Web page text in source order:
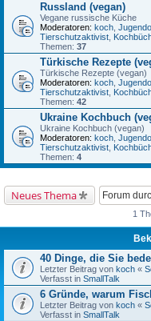
Russland (vegan)
Vegane russische Küche
Moderatoren: koch,
Tierschutzaktivist,
Themen: 37
Türkische Rezepte
Türkische Rezepte (vegan)
Moderatoren: koch,
Tierschutzaktivist,
Themen: 42
Ukraine Kochbuch
Ukraine Kochbuch (vegan)
Moderatoren: koch,
Tierschutzaktivist,
Themen: 4
Neues Thema
1
40 Dinge, die Sie
Letzter Beitrag von koch «
Verfasst in SmallTalk
6 Gründe, warum
Letzter Beitrag von koch «
Verfasst in SmallTalk